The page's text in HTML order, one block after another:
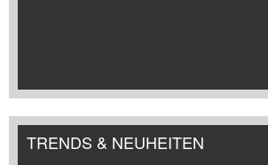
TRENDS & NEUHEITEN